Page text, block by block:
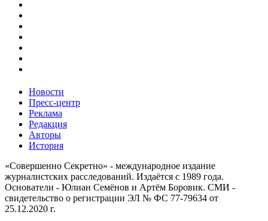
Новости
Пресс-центр
Реклама
Редакция
Авторы
История
«Совершенно Секретно» - международное издание
журналистских расследований. Издаётся с 1989 года.
Основатели - Юлиан Семёнов и Артём Боровик. CМИ -
свидетельство о регистрации ЭЛ № ФС 77-79634 от
25.12.2020 г.